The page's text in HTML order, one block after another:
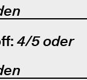
4/5 oder